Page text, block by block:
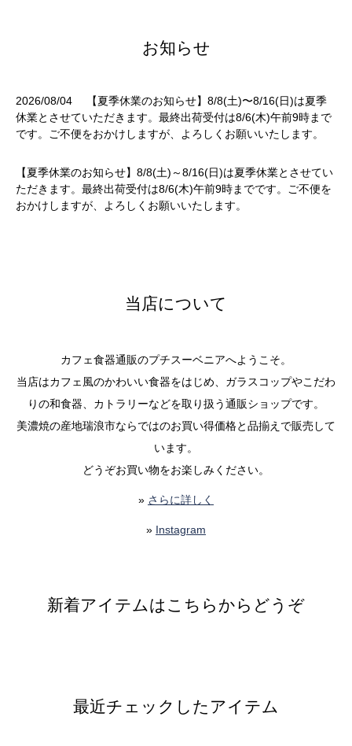
お知らせ
2026/08/04
【夏季休業のお知らせ】8/8(土)〜8/16(日)は夏季
休業とさせていただきます。最終出荷受付は8/6(木)午前9時まで
です。ご不便をおかけしますが、よろしくお願いいたします。
【夏季休業のお知らせ】8/8(土)～8/16(日)は夏季休業とさせてい
ただきます。最終出荷受付は8/6(木)午前9時までです。ご不便を
おかけしますが、よろしくお願いいたします。
当店について
カフェ食器通販のプチスーベニアへようこそ。
当店はカフェ風のかわいい食器をはじめ、ガラスコップやこだわ
りの和食器、カトラリーなどを取り扱う通販ショップです。
美濃焼の産地瑞浪市ならではのお買い得価格と品揃えで販売して
います。
どうぞお買い物をお楽しみください。
» さらに詳しく
» Instagram
新着アイテムはこちらからどうぞ
最近チェックしたアイテム